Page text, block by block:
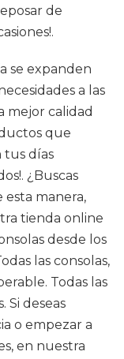
de
se expanden
a las
mejor calidad
que
tus días
¿Buscas
esta manera,
tienda online
desde los
las consolas,
Todas las
Si deseas
o empezar a
en nuestra